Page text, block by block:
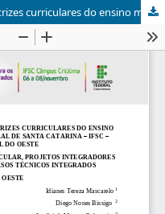
Trajetórias da construção das diretrizes curriculares do ensino médio integrado no Instituto Federal de Santa Catarina – IFSC – Câmpus São Miguel do Oeste